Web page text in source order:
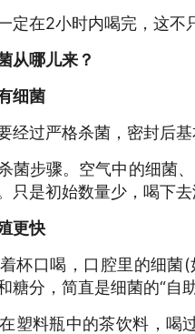
在2小时内喝完，这不
从哪儿来？
细菌
过严格杀菌，密封后基
步骤。空气中的细菌
只是初始数量少，喝下
更快
口喝，口腔里的细菌(
糖分，简直是细菌的“自
料瓶中的茶饮料，喝